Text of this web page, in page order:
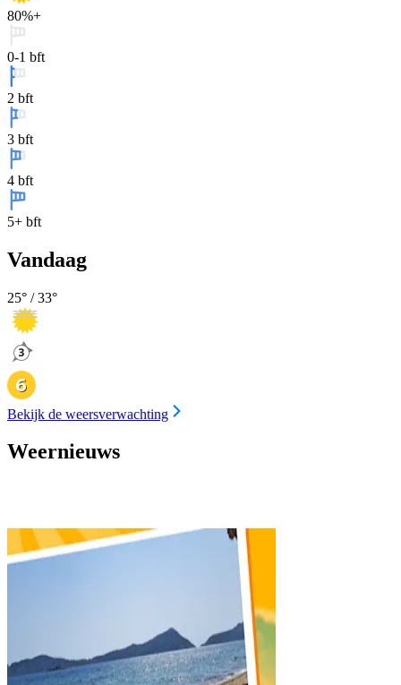
80%+
0-1 bft
2 bft
3 bft
4 bft
5+ bft
Vandaag
25° /33°
Bekijk de weersverwachting
Weernieuws